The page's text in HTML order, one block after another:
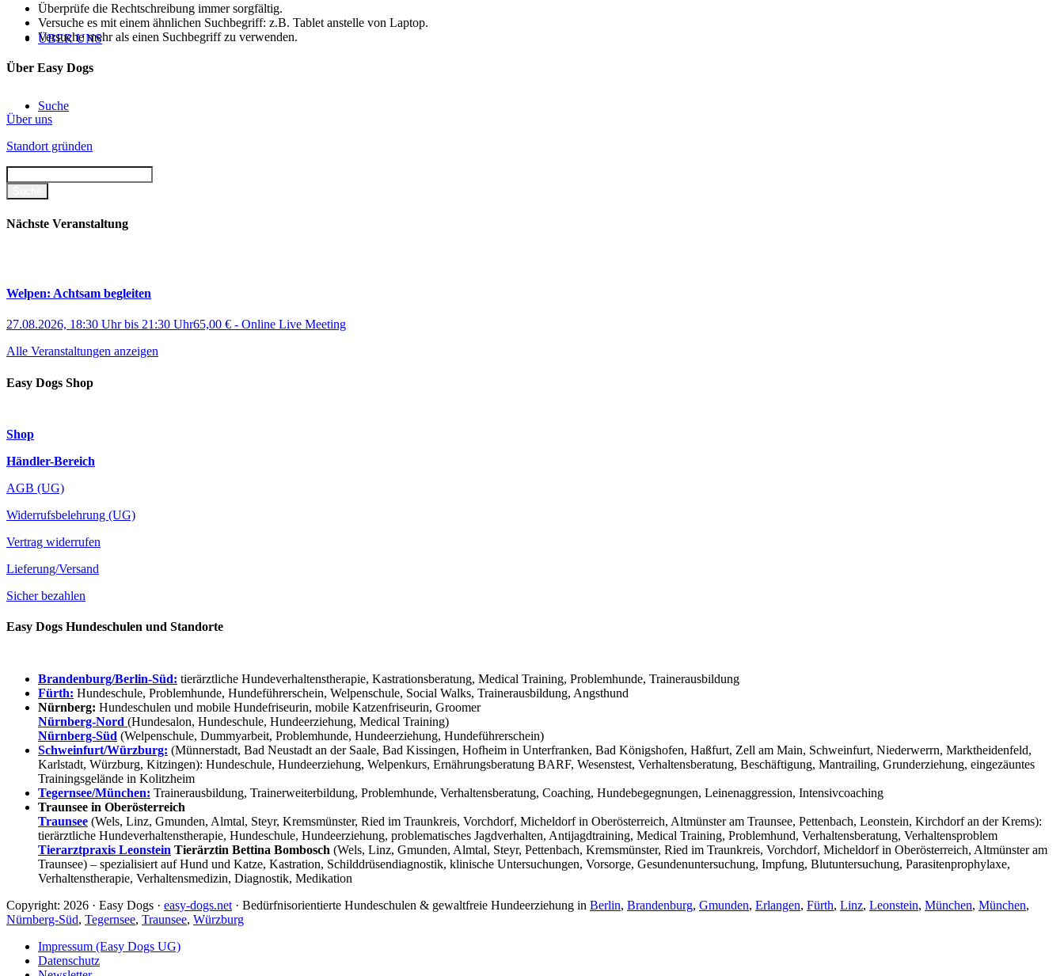
ÜBER UNS
Suche
Überprüfe die Rechtschreibung immer sorgfältig.
Versuche es mit einem ähnlichen Suchbegriff: z.B. Tablet anstelle von Laptop.
Versuche mehr als einen Suchbegriff zu verwenden.
Über Easy Dogs
Über uns
Standort gründen
Nächste Veranstaltung
Welpen: Achtsam begleiten
27.08.2026, 18:30 Uhrbis 21:30 Uhr65,00 € - Online Live Meeting
Alle Veranstaltungen anzeigen
Easy Dogs Shop
Shop
Händler-Bereich
AGB (UG)
Widerrufsbelehrung (UG)
Vertrag widerrufen
Lieferung/Versand
Sicher bezahlen
Easy Dogs Hundeschulen und Standorte
Brandenburg/Berlin-Süd: tierärztliche Hundeverhaltenstherapie, Kastrationsberatung, Medical Training, Problemhunde, Trainerausbildung
Fürth: Hundeschule, Problemhunde, Hundeführerschein, Welpenschule, Social Walks, Trainerausbildung, Angsthund
Nürnberg: Hundeschulen und mobile Hundefriseurin, mobile Katzenfriseurin, Groomer
Nürnberg-Nord (Hundesalon, Hundeschule, Hundeerziehung, Medical Training)
Nürnberg-Süd (Welpenschule, Dummyarbeit, Problemhunde, Hundeerziehung, Hundeführerschein)
Schweinfurt/Würzburg: (Münnerstadt, Bad Neustadt an der Saale, Bad Kissingen, Hofheim in Unterfranken, Bad Königshofen, Haßfurt, Zell am Main, Schweinfurt, Niederwerrn, Marktheidenfeld,
Karlstadt, Würzburg, Kitzingen): Hundeschule, Hundeerziehung, Welpenkurs, Ernährungsberatung BARF, Wesenstest, Verhaltensberatung, Beschäftigung, Mantrailing, Grunderziehung, eingezäuntes
Trainingsgelände in Kolitzheim
Tegernsee/München: Trainerausbildung, Trainerweiterbildung, Problemhunde, Verhaltensberatung, Coaching, Hundebegegnungen, Leinenaggression, Intensivcoaching
Traunsee in Oberösterreich
Traunsee (Wels, Linz, Gmunden, Almtal, Steyr, Kremsmünster, Ried im Traunkreis, Vorchdorf, Micheldorf in Oberösterreich, Altmünster am Traunsee, Pettenbach, Leonstein, Kirchdorf an der Krems):
tierärztliche Hundeverhaltenstherapie, Hundeschule, Hundeerziehung, problematisches Jagdverhalten, Antijagdtraining, Medical Training, Problemhund, Verhaltensberatung, Verhaltensproblem
Tierarztpraxis Leonstein Tierärztin Bettina Bombosch (Wels, Linz, Gmunden, Almtal, Steyr, Pettenbach, Kremsmünster, Ried im Traunkreis, Vorchdorf, Micheldorf in Oberösterreich, Altmünster am
Traunsee) – spezialisiert auf Hund und Katze, Kastration, Schilddrüsendiagnostik, klinische Untersuchungen, Vorsorge, Gesundenuntersuchung, Impfung, Blutuntersuchung, Parasitenprophylaxe,
Verhaltenstherapie, Verhaltensmedizin, Diagnostik, Medikation
Copyright: 2026 · Easy Dogs · easy-dogs.net · Bedürfnisorientierte Hundeschulen & gewaltfreie Hundeerziehung in Berlin, Brandenburg, Gmunden, Erlangen, Fürth, Linz, Leonstein, München, München,
Nürnberg-Süd, Tegernsee, Traunsee, Würzburg
Impressum (Easy Dogs UG)
Datenschutz